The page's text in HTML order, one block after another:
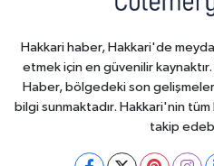
Hakkari haber, Hakkari'de
etmek için en güvenilir
Haber, bölgedeki son
bilgi sunmaktadır. Hakkari'nin
takip